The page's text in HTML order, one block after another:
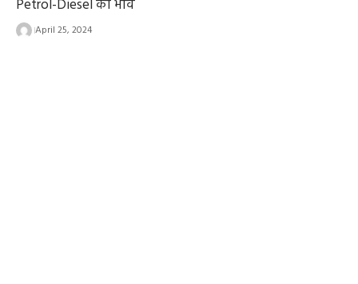
Petrol-Diesel का भाव
April 25, 2024